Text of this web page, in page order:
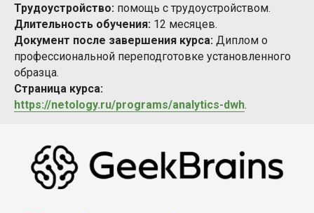
Трудоустройство: помощь с трудоустройством.
Длительность обучения: 12 месяцев.
Документ после завершения курса: Диплом о
профессиональной переподготовке установленного
образца.
Страница курса:
https://netology.ru/programs/analytics-dwh.